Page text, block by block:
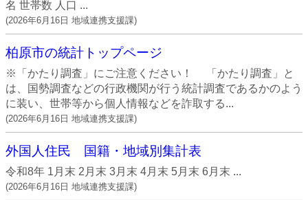
名 世帯数 人口 ...
(2026年6月16日 地域連携支援課)
柏原市の統計トップページ
※「かたり調査」にご注意ください！ 「かたり調査」と
は、国勢調査などの行政機関が行う統計調査であるかのよう
に装い、世帯等から個人情報などを詐取する...
(2026年6月16日 地域連携支援課)
外国人住民 国籍・地域別集計表
令和8年 1月末 2月末 3月末 4月末 5月末 6月末 ...
(2026年6月16日 地域連携支援課)